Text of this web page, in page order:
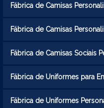
Fábrica de Camisas
Fábrica de Camisas
Fábrica de Camisas Sociais
Fábrica de Uniformes para
Fábrica de Uniformes